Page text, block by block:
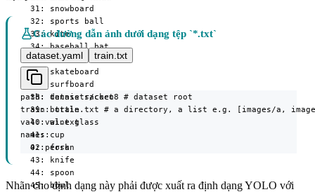
  31: snowboard
  32: sports ball
  33: kite
  34: baseball bat
  35: baseball glove
  36: skateboard
  37: surfboard
  38: tennis racket
  39: bottle
  40: wine glass
  41: cup
  42: fork
  43: knife
  44: spoon
  45: bowl
Các đường dẫn ảnh dưới dạng tệp `*.txt`
dataset.yaml
train.txt
path: datasets/coco8 # dataset root
train: train.txt # a directory, a list e.g. [images/a,
val: val.txt
names:
  0: person
Nhãn cho định dạng này phải được xuất ra định dạng YOLO với